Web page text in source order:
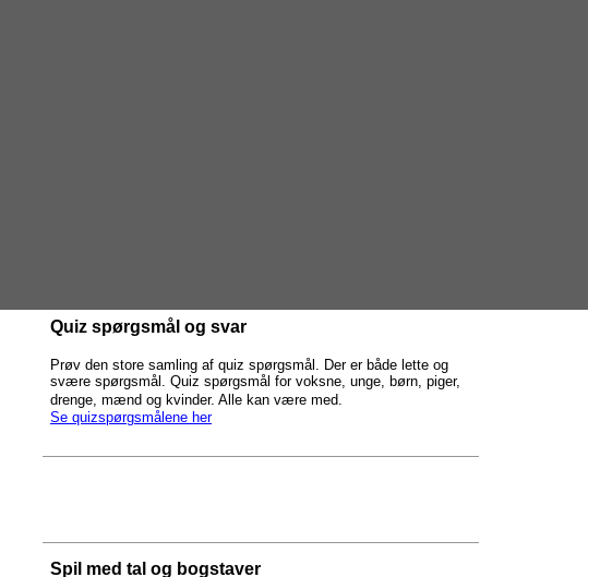
Quiz spørgsmål og svar
Prøv den store samling af quiz spørgsmål. Der er både lette og
svære spørgsmål. Quiz spørgsmål for voksne, unge, børn, piger,
drenge, mænd og kvinder. Alle kan være med.
Se quizspørgsmålene her
Spil med tal og bogstaver